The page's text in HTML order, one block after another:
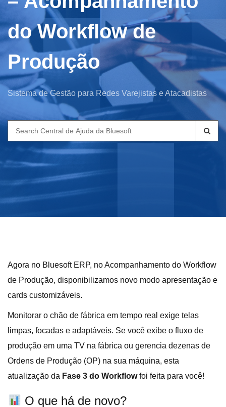
do Workflow de
Produção
Sistema de Gestão para Redes Varejistas e Atacadistas
Search
for:
Agora no Bluesoft ERP, no Acompanhamento do Workflow
de Produção, disponibilizamos novo modo apresentação e
cards customizáveis.
Monitorar o chão de fábrica em tempo real exige telas
limpas, focadas e adaptáveis. Se você exibe o fluxo de
produção em uma TV na fábrica ou gerencia dezenas de
Ordens de Produção (OP) na sua máquina, esta
atualização da Fase 3 do Workflowfoi feita para você!
O que há de novo?